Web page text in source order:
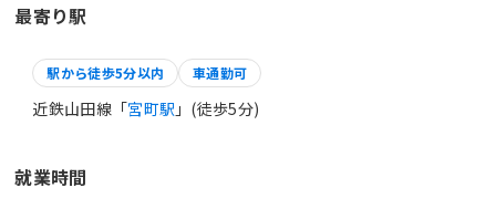
最寄り駅
駅から徒歩5分以内 車通勤可
近鉄山田線「宮町駅 」(徒歩5分)
就業時間